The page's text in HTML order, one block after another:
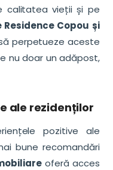
calitatea vieții și pe
Residence Copou și
perpetueze aceste
nu doar un adăpost,
ale rezidenților
pozitive ale
bune recomandări
oferă acces